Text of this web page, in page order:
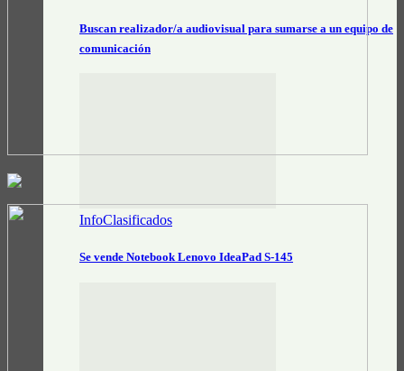
Buscan realizador/a audiovisual para sumarse a un equipo de
comunicación
InfoClasificados
Se vende Notebook Lenovo IdeaPad S-145